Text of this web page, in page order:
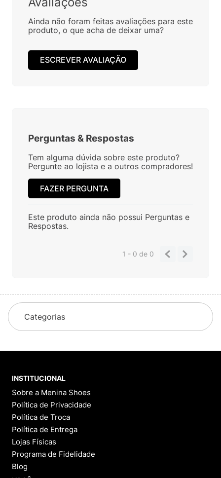
Ainda não foram feitas avaliações para este
produto, o que acha de deixar uma?
ESCREVER AVALIAÇÃO
Perguntas & Respostas
Tem alguma dúvida sobre este produto?
Pergunte ao lojista e a outros compradores!
FAZER PERGUNTA
Este produto ainda não possui Perguntas e
Respostas.
1 - 0de 0
Categorias
INSTITUCIONAL
Sobre a Menina Shoes
Política de Privacidade
Política de Troca
Política de Entrega
Lojas Físicas
Programa de Fidelidade
Blog